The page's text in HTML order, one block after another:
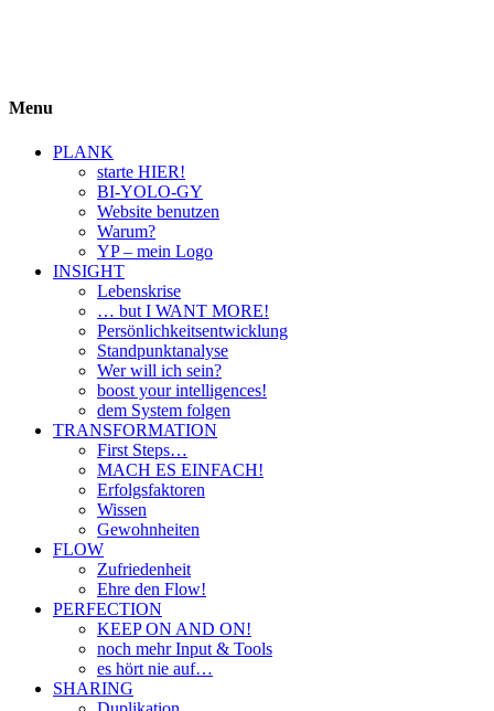
Menu
PLANK
starte HIER!
BI-YOLO-GY
Website benutzen
Warum?
YP – mein Logo
INSIGHT
Lebenskrise
… but I WANT MORE!
Persönlichkeitsentwicklung
Standpunktanalyse
Wer will ich sein?
boost your intelligences!
dem System folgen
TRANSFORMATION
First Steps…
MACH ES EINFACH!
Erfolgsfaktoren
Wissen
Gewohnheiten
FLOW
Zufriedenheit
Ehre den Flow!
PERFECTION
KEEP ON AND ON!
noch mehr Input & Tools
es hört nie auf…
SHARING